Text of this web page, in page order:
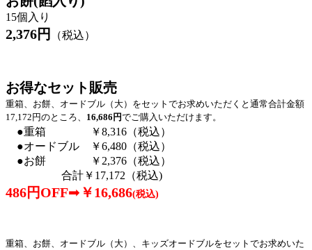
15個入り
2,376円 （税込）
お得なセット販売
重箱、お餅、オードブル（大）をセットでお求めいただくと 通常合計金額
17,172円のところ、 16,686円でご購入いただけます。
●重箱 ￥8,316（税込）
●オードブル ￥6,480（税込）
●お餅 ￥2,376（税込）
合計￥17,172（税込)
486円OFF➡ ￥16,686(税込)
重箱、お餅、オードブル（大）、キッズオードブルをセットでお求めいた